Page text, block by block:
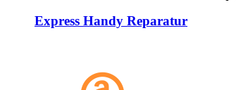
Express Handy Reparatur